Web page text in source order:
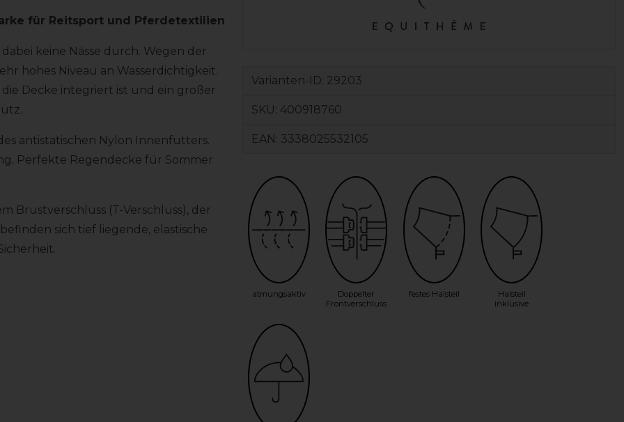
für Reitsport und Pferdetextilien
keine Nässe durch. Wegen der
hohes Niveau an Wasserdichtigkeit.
Decke integriert ist und ein großer
antistatischen Nylon Innenfutters.
Perfekte Regendecke für Sommer
Brustverschluss (T-Verschluss), der
sich tief liegende, elastische
Varianten-ID: 29203
SKU: 400918760
EAN: 3338025532105
atmungsaktiv
Doppelter
Frontverschluss
festes Halsteil
Halsteil
inklusive